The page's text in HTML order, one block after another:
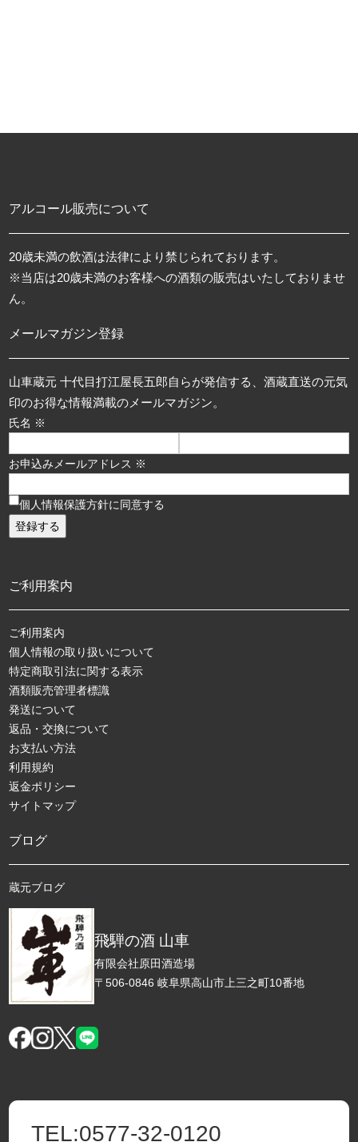
飛騨の酒 山車
有限会社原田酒造場
〒506-0846 岐阜県高山市上三之町10番地
アルコール販売について
20歳未満の飲酒は法律により禁じられております。
※当店は20歳未満のお客様への酒類の販売はいたしておりませ
ん。
メールマガジン登録
山車蔵元 十代目打江屋長五郎自らが発信する、酒蔵直送の元気
印のお得な情報満載のメールマガジン。
氏名 ※
お申込みメールアドレス ※
個人情報保護方針に同意する
ご利用案内
ご利用案内
個人情報の取り扱いについて
特定商取引法に関する表示
酒類販売管理者標識
発送について
返品・交換について
お支払い方法
利用規約
返金ポリシー
サイトマップ
ブログ
蔵元ブログ
TEL:0577-32-0120